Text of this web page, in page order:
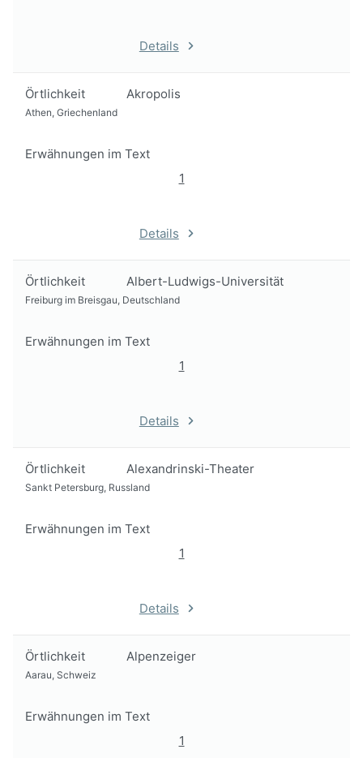
Details
Örtlichkeit Akropolis
Athen, Griechenland
Erwähnungen im Text
1
Details
Örtlichkeit Albert-Ludwigs-Universität
Freiburg im Breisgau, Deutschland
Erwähnungen im Text
1
Details
Örtlichkeit Alexandrinski-Theater
Sankt Petersburg, Russland
Erwähnungen im Text
1
Details
Örtlichkeit Alpenzeiger
Aarau, Schweiz
Erwähnungen im Text
1